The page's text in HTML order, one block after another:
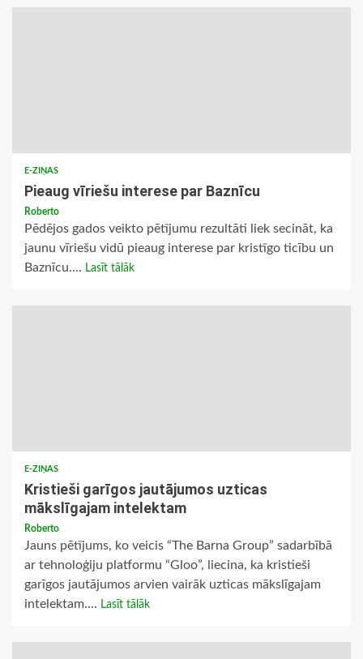
E-ZIŅAS
Pieaug vīriešu interese par Baznīcu
Roberto
Pēdējos gados veikto pētījumu rezultāti liek secināt, ka
jaunu vīriešu vidū pieaug interese par kristīgo ticību un
Baznīcu.... Lasīt tālāk
E-ZIŅAS
Kristieši garīgos jautājumos uzticas
mākslīgajam intelektam
Roberto
Jauns pētījums, ko veicis “The Barna Group” sadarbībā
ar tehnoloģiju platformu “Gloo”, liecina, ka kristieši
garīgos jautājumos arvien vairāk uzticas mākslīgajam
intelektam.... Lasīt tālāk